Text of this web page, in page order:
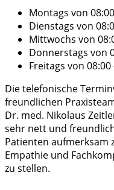
Montags von
Dienstags von
Mittwochs von
Donnerstags von
Freitags von
Die telefonische
freundlichen
Dr. med. Nikolaus
sehr nett und
Patienten aufmerksam
Empathie und
zu stellen.